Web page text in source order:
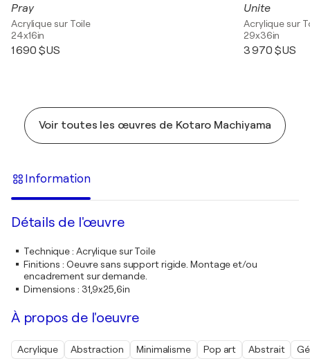
Pray
Acrylique sur Toile
24x16in
1 690 $US
Unite
Acrylique sur
29x36in
3 970 $US
Voir toutes les œuvres de Kotaro Machiyama
Information
Détails de l'œuvre
Technique: Acrylique sur Toile
Finitions : Oeuvre sans support rigide. Montage et/ou
encadrement sur demande.
Dimensions : 31,9x25,6in
À propos de l'oeuvre
Acrylique Abstraction Minimalisme Pop art Abstrait